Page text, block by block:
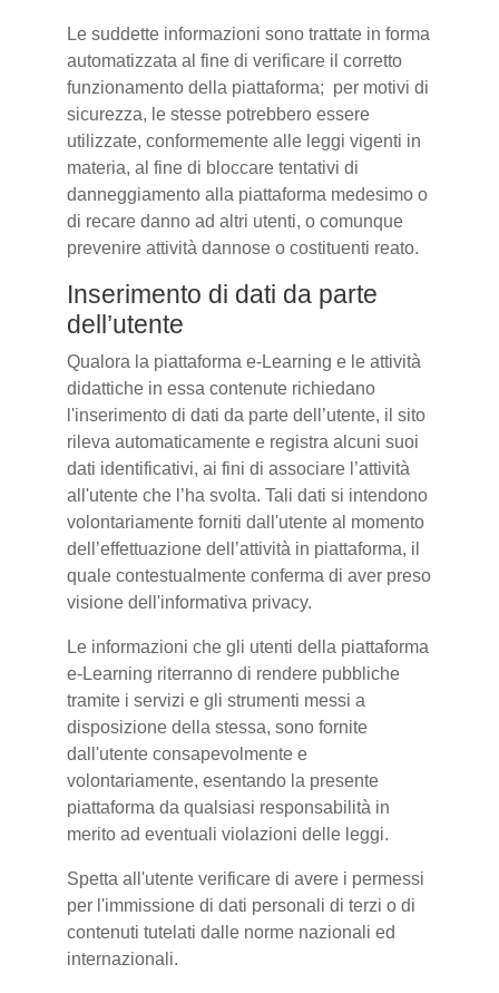
Le suddette informazioni sono trattate in forma
automatizzata al fine di verificare il corretto
funzionamento della piattaforma; per motivi di
sicurezza, le stesse potrebbero essere
utilizzate, conformemente alle leggi vigenti in
materia, al fine di bloccare tentativi di
danneggiamento alla piattaforma medesimo o
di recare danno ad altri utenti, o comunque
prevenire attività dannose o costituenti reato.
Inserimento di dati da parte
dell’utente
Qualora la piattaforma e-Learning e le attività
didattiche in essa contenute richiedano
l'inserimento di dati da parte dell’utente, il sito
rileva automaticamente e registra alcuni suoi
dati identificativi, ai fini di associare l’attività
all'utente che l’ha svolta. Tali dati si intendono
volontariamente forniti dall'utente al momento
dell’effettuazione dell’attività in piattaforma, il
quale contestualmente conferma di aver preso
visione dell'informativa privacy.
Le informazioni che gli utenti della piattaforma
e-Learning riterranno di rendere pubbliche
tramite i servizi e gli strumenti messi a
disposizione della stessa, sono fornite
dall'utente consapevolmente e
volontariamente, esentando la presente
piattaforma da qualsiasi responsabilità in
merito ad eventuali violazioni delle leggi.
Spetta all'utente verificare di avere i permessi
per l'immissione di dati personali di terzi o di
contenuti tutelati dalle norme nazionali ed
internazionali.